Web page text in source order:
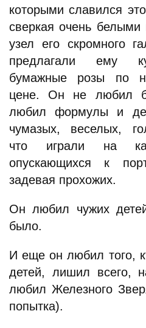
которыми славился
сверкая очень
узел его скромного
предлагали ему
бумажные розы по
цене. Он не любил
любил формулы и
чумазых, веселых,
что играли на
опускающихся к
задевая прохожих.
Он любил чужих
было.
И еще он любил того,
детей, лишил всего,
любил Железного
попытка).